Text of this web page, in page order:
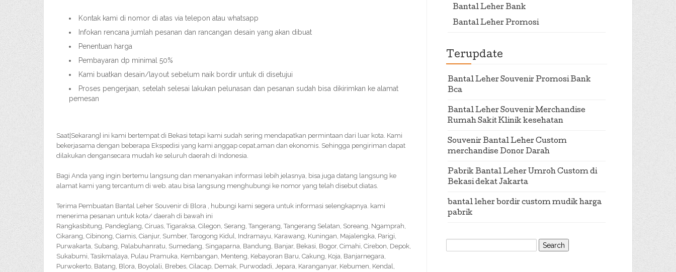
Kontak kami di nomor di atas via telepon atau whatsapp
Infokan rencana jumlah pesanan dan rancangan desain yang akan dibuat
Penentuan harga
Pembayaran dp minimal 50%
Kami buatkan desain/layout sebelum naik bordir untuk di disetujui
Proses pengerjaan, setelah selesai lakukan pelunasan dan pesanan sudah bisa dikirimkan ke alamat
pemesan
Saat|Sekarang} ini kami bertempat di Bekasi tetapi kami sudah sering mendapatkan permintaan dari luar kota. Kami
bekerjasama dengan beberapa Ekspedisi yang kami anggap cepat,aman dan ekonomis. Sehingga pengiriman dapat
dilakukan dengansecara mudah ke seluruh daerah di Indonesia.
Bagi Anda yang ingin bertemu langsung dan menanyakan informasi lebih jelasnya, bisa juga datang langsung ke
alamat kami yang tercantum di web. atau bisa langsung menghubungi ke nomor yang telah disebut diatas.
Terima Pembuatan Bantal Leher Souvenir di Blora , hubungi kami segera untuk informasi selengkapnya. kami
menerima pesanan untuk kota/ daerah di bawah ini
Rangkasbitung, Pandeglang, Ciruas, Tigaraksa, Cilegon, Serang, Tangerang, Tangerang Selatan, Soreang, Ngamprah,
Cikarang, Cibinong, Ciamis, Cianjur, Sumber, Tarogong Kidul, Indramayu, Karawang, Kuningan, Majalengka, Parigi,
Purwakarta, Subang, Palabuhanratu, Sumedang, Singaparna, Bandung, Banjar, Bekasi, Bogor, Cimahi, Cirebon, Depok,
Sukabumi, Tasikmalaya, Pulau Pramuka, Kembangan, Menteng, Kebayoran Baru, Cakung, Koja, Banjarnegara,
Purwokerto, Batang, Blora, Boyolali, Brebes, Cilacap, Demak, Purwodadi, Jepara, Karanganyar, Kebumen, Kendal,
Bantal Leher Bank
Bantal Leher Promosi
Terupdate
Bantal Leher Souvenir Promosi Bank
Bca
Bantal Leher Souvenir Merchandise
Rumah Sakit Klinik kesehatan
Souvenir Bantal Leher Custom
merchandise Donor Darah
Pabrik Bantal Leher Umroh Custom di
Bekasi dekat Jakarta
bantal leher bordir custom mudik harga
pabrik
Search
for: